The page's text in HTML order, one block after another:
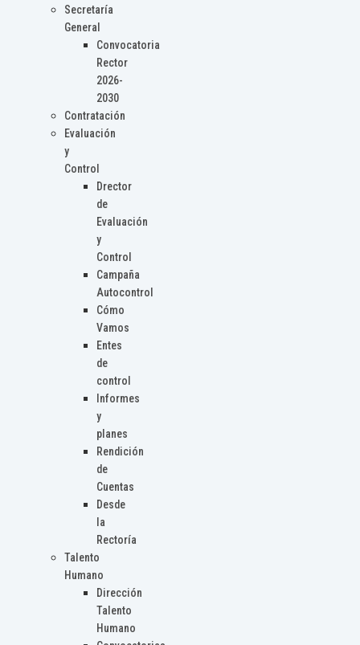
Secretaría
General
Convocatoria
Rector
2026-
2030
Contratación
Evaluación
y
Control
Drector
de
Evaluación
y
Control
Campaña
Autocontrol
Cómo
Vamos
Entes
de
control
Informes
y
planes
Rendición
de
Cuentas
Desde
la
Rectoría
Talento
Humano
Dirección
Talento
Humano